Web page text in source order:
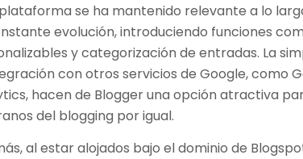
se ha mantenido relevante a lo
evolución, introduciendo funciones
y categorización de entradas. La
con otros servicios de Google, como
hacen de Blogger una opción atractiva
del blogging por igual.
al estar alojados bajo el dominio de